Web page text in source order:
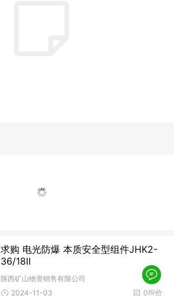
求购 电光防爆 本质安全型组件JHK2-
36/18Ⅱ
陕西矿山物资销售有限公司
0报价
2024-11-03